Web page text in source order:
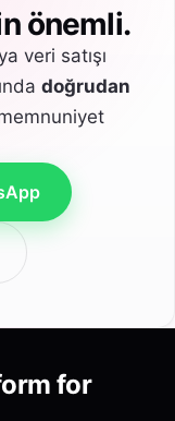
önemli.
veri satışı
doğrudan
for